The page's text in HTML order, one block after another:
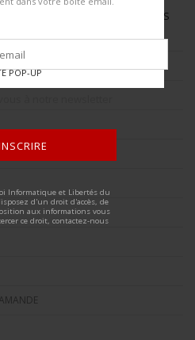
à notre newsletter
Informatique et Libertés du
d'un droit d'accès, de
aux informations vous
ce droit, contactez-nous
POP-UP
JEAN-PIERRE CHANTRAIN "LES